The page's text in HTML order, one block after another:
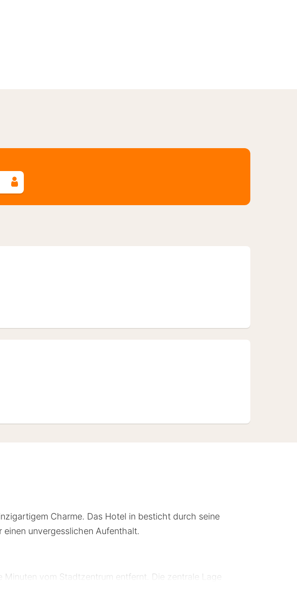
Charme. Das Hotel in besticht durch seine
unvergesslichen Aufenthalt.
vom Stadtzentrum entfernt. Die zentrale Lage
erkunden. Öffentliche Verkehrsmittel wie Busse und